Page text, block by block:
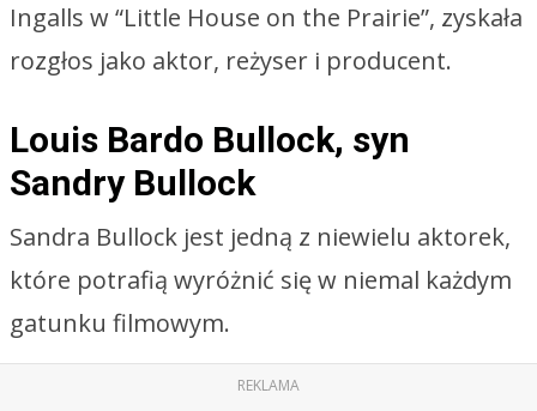
Ingalls w “Little House on the Prairie”, zyskała
rozgłos jako aktor, reżyser i producent.
Louis Bardo Bullock, syn
Sandry Bullock
Sandra Bullock jest jedną z niewielu aktorek,
które potrafią wyróżnić się w niemal każdym
gatunku filmowym.
REKLAMA